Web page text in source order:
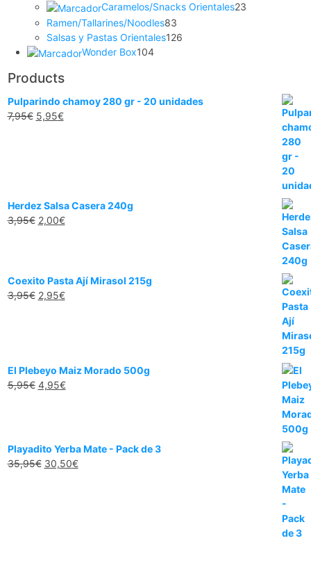
Caramelos/Snacks Orientales23
Ramen/Tallarines/Noodles83
Salsas y Pastas Orientales126
Wonder Box104
Products
Pulparindo chamoy 280 gr - 20 unidades
7,95€ 5,95€
Herdez Salsa Casera 240g
3,95€ 2,00€
Coexito Pasta Ají Mirasol 215g
3,95€ 2,95€
El Plebeyo Maiz Morado 500g
5,95€ 4,95€
Playadito Yerba Mate - Pack de 3
35,95€ 30,50€